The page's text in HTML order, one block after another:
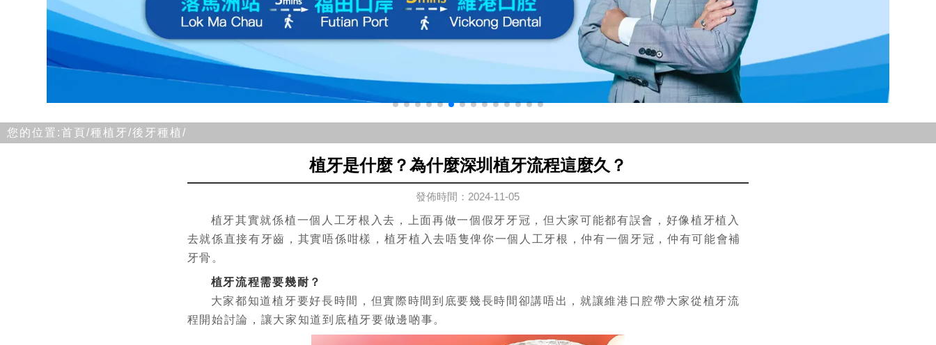
您的位置:首頁/種植牙/後牙種植/
植牙是什麼？為什麼深圳植牙流程這麼久？
發佈時間：2024-11-05
植牙其實就係植一個人工牙根入去，上面再做一個假牙牙冠，但大家可能都有誤會，好像植牙植入
去就係直接有牙齒，其實唔係咁樣，植牙植入去唔隻俾你一個人工牙根，仲有一個牙冠，仲有可能會補
牙骨。
植牙流程需要幾耐？
大家都知道植牙要好長時間，但實際時間到底要幾長時間卻講唔出，就讓維港口腔帶大家從植牙流
程開始討論，讓大家知道到底植牙要做邊啲事。